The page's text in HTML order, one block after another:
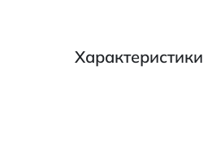
Характеристики